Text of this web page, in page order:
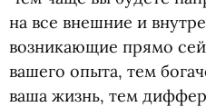
на все внешние и
возникающие прямо
вашего опыта, тем
ваша жизнь, тем